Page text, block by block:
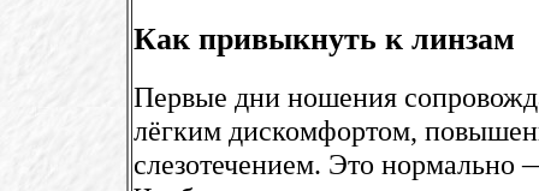
Как привыкнуть к линзам
Первые дни ношения
лёгким дискомфортом,
слезотечением. Это нормально